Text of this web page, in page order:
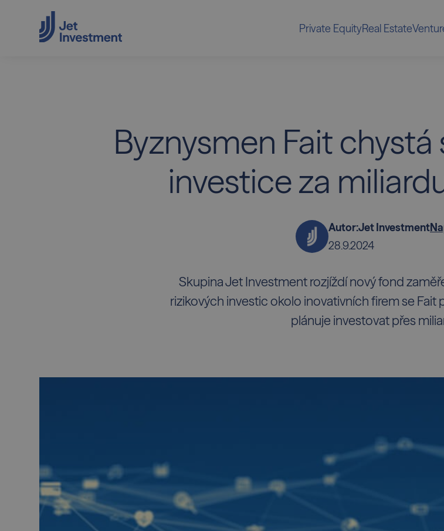
Private EquityReal Estate
Byznysmen Fait
investice za
Autor:Jet Investment
28.9.2024
Skupina Jet Investment rozjíždí nový fond
rizikových investic okolo inovativních firem se Fait
plánuje investovat přes